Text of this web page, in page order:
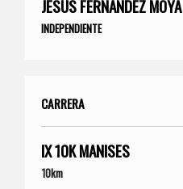
JESUS FERNÁNDEZ MOYA
INDEPENDIENTE
CARRERA
IX 10K MANISES
10km